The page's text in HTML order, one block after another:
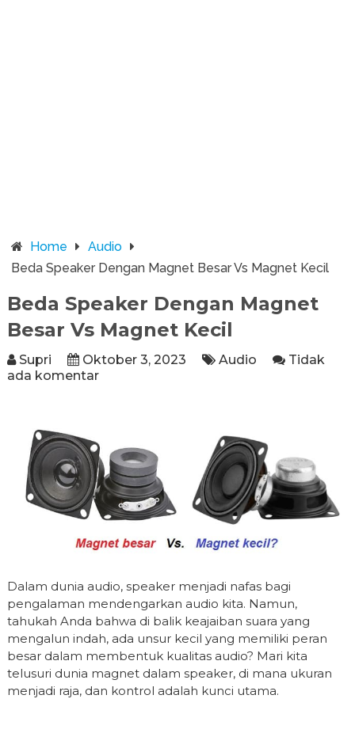
Home
Audio
Beda Speaker Dengan Magnet Besar Vs Magnet Kecil
Beda Speaker Dengan Magnet
Besar Vs Magnet Kecil
Supri Oktober 3, 2023 Audio
Tidak
ada komentar
Dalam dunia audio, speaker menjadi nafas bagi
pengalaman mendengarkan audio kita. Namun,
tahukah Anda bahwa di balik keajaiban suara yang
mengalun indah, ada unsur kecil yang memiliki peran
besar dalam membentuk kualitas audio? Mari kita
telusuri dunia magnet dalam speaker, di mana ukuran
menjadi raja, dan kontrol adalah kunci utama.